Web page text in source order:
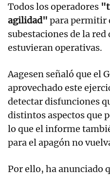
Todos los operadores
agilidad" para permitir
subestaciones de la
estuvieran operativas.
Aagesen señaló que el
aprovechado este
detectar disfunciones
distintos aspectos que
lo que el informe
para el apagón no
Por ello, ha anunciado